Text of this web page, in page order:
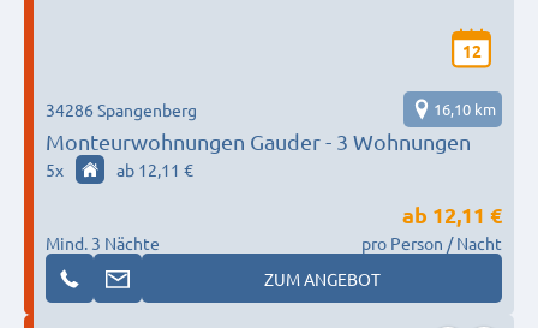
12
Monteurwohnungen Gauder - 3 Wohnungen
34286 Spangenberg 16,10 km
5x ab 12,11 €
Mind. 3 Nächte
ab 12,11 €
pro Person / Nacht
ZUM ANGEBOT